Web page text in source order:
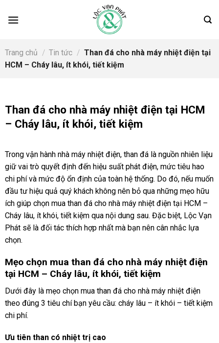
Trang chủ / Tin tức / Than đá cho nhà máy nhiệt điện tại
HCM – Cháy lâu, ít khói, tiết kiệm
Than đá cho nhà máy nhiệt điện tại HCM
– Cháy lâu, ít khói, tiết kiệm
Trong vận hành nhà máy nhiệt điện, than đá là nguồn nhiên liệu
giữ vai trò quyết định đến hiệu suất phát điện, mức tiêu hao
chi phí và mức độ ổn định của toàn hệ thống. Do đó, nếu muốn
đầu tư hiệu quả quý khách không nên bỏ qua những mẹo hữu
ích giúp chọn mua than đá cho nhà máy nhiệt điện tại HCM –
Cháy lâu, ít khói, tiết kiệm qua nội dung sau. Đặc biệt, Lộc Vạn
Phát sẽ là đối tác thích hợp nhất mà bạn nên cân nhắc lựa
chọn.
Mẹo chọn mua than đá cho nhà máy nhiệt điện
tại HCM – Cháy lâu, ít khói, tiết kiệm
Dưới đây là mẹo chọn mua than đá cho nhà máy nhiệt điện
theo đúng 3 tiêu chí bạn yêu cầu: cháy lâu – ít khói – tiết kiệm
chi phí.
Ưu tiên than có nhiệt trị cao